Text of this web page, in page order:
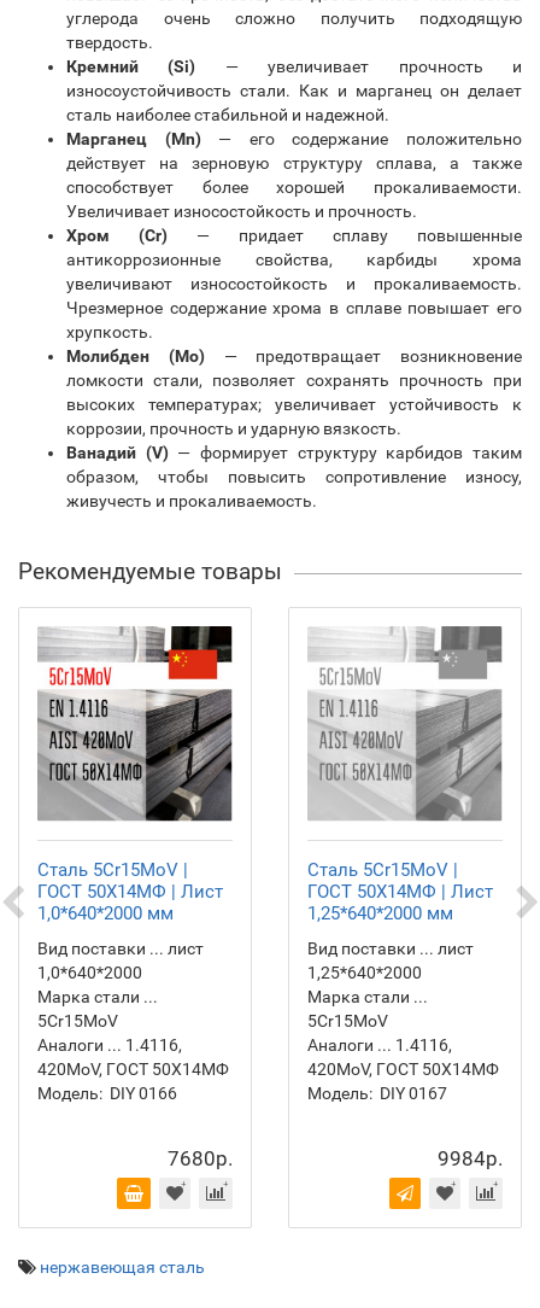
углерода очень сложно получить подходящую
твердость.
Кремний (Si) — увеличивает прочность и
износоустойчивость стали. Как и марганец он делает
сталь наиболее стабильной и надежной.
Марганец (Mn)— его содержание положительно
действует на зерновую структуру сплава, а также
способствует более хорошей прокаливаемости.
Увеличивает износостойкость и прочность.
Хром (Cr) — придает сплаву повышенные
антикоррозионные свойства, карбиды хрома
увеличивают износостойкость и прокаливаемость.
Чрезмерное содержание хрома в сплаве повышает его
хрупкость.
Молибден (Mo)— предотвращает возникновение
ломкости стали, позволяет сохранять прочность при
высоких температурах; увеличивает устойчивость к
коррозии, прочность и ударную вязкость.
Ванадий (V)— формирует структуру карбидов таким
образом, чтобы повысить сопротивление износу,
живучесть и прокаливаемость.
Рекомендуемые товары
Сталь 5Cr15MoV |
ГОСТ 50Х14МФ | Лист
1,0*640*2000 мм
Вид поставки ... лист
1,0*640*2000
Марка стали ...
5Cr15MoV
Аналоги ... 1.4116,
420MoV, ГОСТ 50Х14МФ
Модель: DIY 0166
7680р.
Сталь 5Cr15MoV |
ГОСТ 50Х14МФ | Лист
1,25*640*2000 мм
Вид поставки ... лист
1,25*640*2000
Марка стали ...
5Cr15MoV
Аналоги ... 1.4116,
420MoV, ГОСТ 50Х14МФ
Модель: DIY 0167
9984р.
нержавеющая сталь